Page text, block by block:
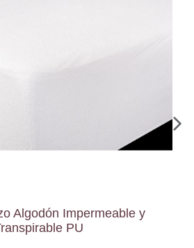
Algodón Impermeable y
PU